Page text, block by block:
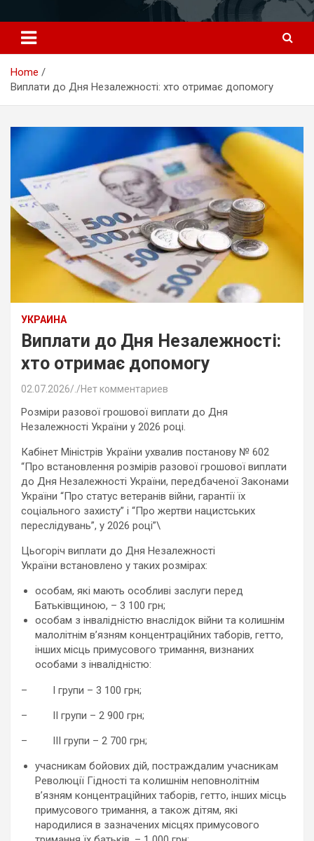
к
содержимому
Home
Виплати до Дня Незалежності: хто отримає допомогу
УКРАИНА
Виплати до Дня Незалежності:
хто отримає допомогу
02.07.2026 Нет комментариев
Розміри разової грошової виплати до Дня
Незалежності України у 2026 році.
Кабінет Міністрів України ухвалив постанову № 602
“Про встановлення розмірів разової грошової виплати
до Дня Незалежності України, передбаченої Законами
України “Про статус ветеранів війни, гарантії їх
соціального захисту” і “Про жертви нацистських
переслідувань”, у 2026 році”\
Цьогоріч виплати до Дня Незалежності
України встановлено у таких розмірах:
особам, які мають особливі заслуги перед
Батьківщиною, – 3 100 грн;
особам з інвалідністю внаслідок війни та колишнім
малолітнім в’язням концентраційних таборів, гетто,
інших місць примусового тримання, визнаних
особами з інвалідністю:
– I групи – 3 100 грн;
– II групи – 2 900 грн;
– III групи – 2 700 грн;
учасникам бойових дій, постраждалим учасникам
Революції Гідності та колишнім неповнолітнім
в’язням концентраційних таборів, гетто, інших місць
примусового тримання, а також дітям, які
народилися в зазначених місцях примусового